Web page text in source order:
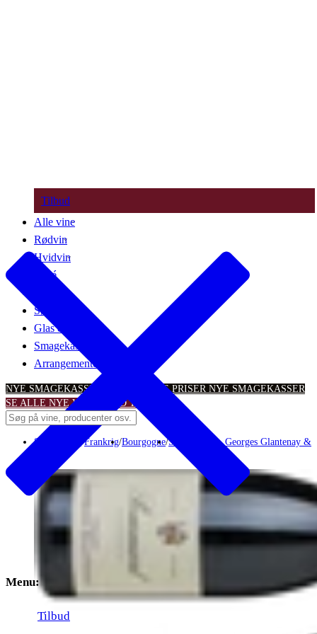
Menu:
Tilbud
Tilbud
Alle vine
Rødvin
Hvidvin
Rosé
Søde vine
Glas & tilbehør
Smagekasser
Arrangementer
NYE SMAGEKASSER – TIL SKARPE PRISER NYE SMAGEKASSER
SE ALLE NYE VINTILBUDTILBUD
Smagekasse /Frankrig/Bourgogne/Smagekasse - Georges Glantenay &